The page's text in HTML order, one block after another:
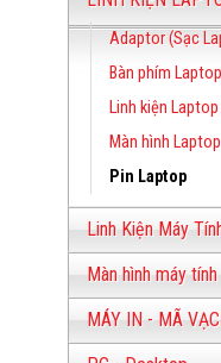
Adaptor (Sạc
Bàn phím Laptop
Linh kiện
Màn hình Laptop
Pin Laptop
Linh Kiện Máy
Màn hình máy tính
MÁY IN - MÃ